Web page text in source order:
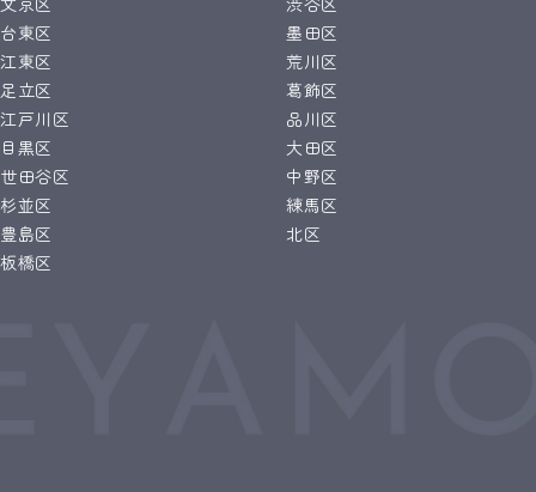
台東区
墨田区
江東区
荒川区
足立区
葛飾区
江戸川区
品川区
目黒区
大田区
世田谷区
中野区
杉並区
練馬区
豊島区
北区
板橋区